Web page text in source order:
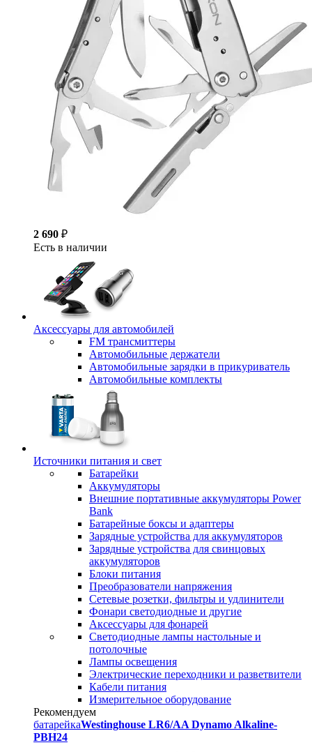
2 690 ₽
Есть в наличии
Аксессуары для автомобилей
FM трансмиттеры
Автомобильные держатели
Автомобильные зарядки в прикуриватель
Автомобильные комплекты
Источники питания и свет
Батарейки
Аккумуляторы
Внешние портативные аккумуляторы Power
Bank
Батарейные боксы и адаптеры
Зарядные устройства для аккумуляторов
Зарядные устройства для свинцовых
аккумуляторов
Блоки питания
Преобразователи напряжения
Сетевые розетки, фильтры и удлинители
Фонари светодиодные и другие
Аксессуары для фонарей
Светодиодные лампы настольные и
потолочные
Лампы освещения
Электрические переходники и разветвители
Кабели питания
Измерительное оборудование
Рекомендуем
батарейкаWestinghouse LR6/AA Dynamo Alkaline-
PBH24